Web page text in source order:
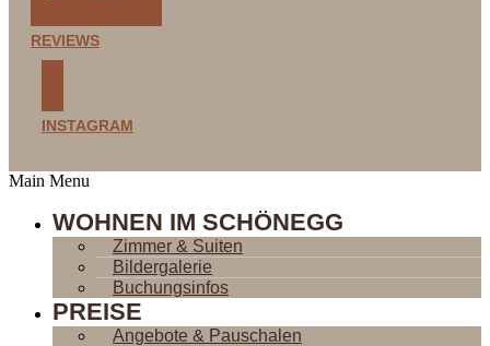
REVIEWS
INSTAGRAM
Main Menu
WOHNEN IM SCHÖNEGG
Zimmer & Suiten
Bildergalerie
Buchungsinfos
PREISE
Angebote & Pauschalen